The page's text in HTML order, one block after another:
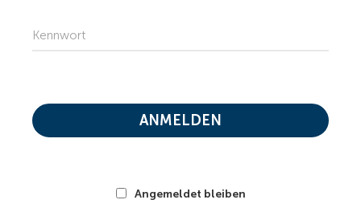
Kennwort
Angemeldet bleiben
ANMELDEN